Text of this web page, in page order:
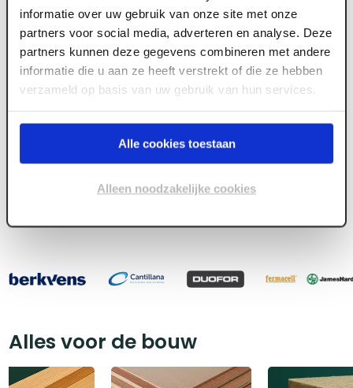
informatie over uw gebruik van onze site met onze
partners voor social media, adverteren en analyse. Deze
partners kunnen deze gegevens combineren met andere
informatie die u aan ze heeft verstrekt of die ze hebben
verzameld op basis van uw gebruik van hun services.
Alle cookies toestaan
Alleen noodzakelijke cookies
afhaalcentra, betrouwbare leveringen en
deskundig advies helpen we je
verder, van fundering tot nok. Zo heb jij de
zekerheid van kwaliteit én een partner die
direct en ervaar het verschil
Alles voor de bouw